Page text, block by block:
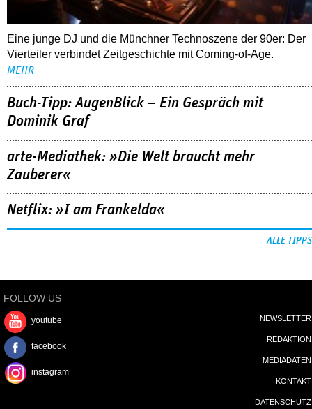
Eine junge DJ und die Münchner Technoszene der 90er: Der
Vierteiler verbindet Zeitgeschichte mit Coming-of-Age.
MEHR
Buch-Tipp: AugenBlick – Ein Gespräch mit
Dominik Graf
arte-Mediathek: »Die Welt braucht mehr
Zauberer«
Netflix: »I am Frankelda«
ALLE TIPPS
FOLLOW US
youtube
facebook
instagram
NEWSLETTER
REDAKTION
MEDIADATEN
KONTAKT
DATENSCHUTZ